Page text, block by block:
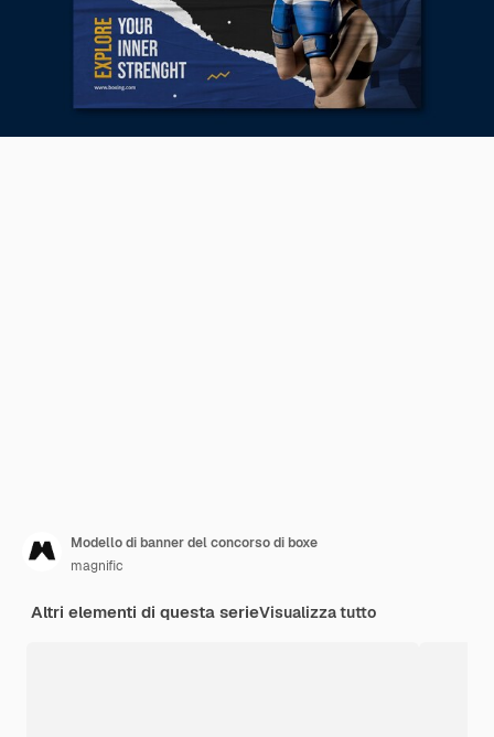
Modello di banner del concorso di boxe
magnific
Altri elementi di questa serieVisualizza tutto